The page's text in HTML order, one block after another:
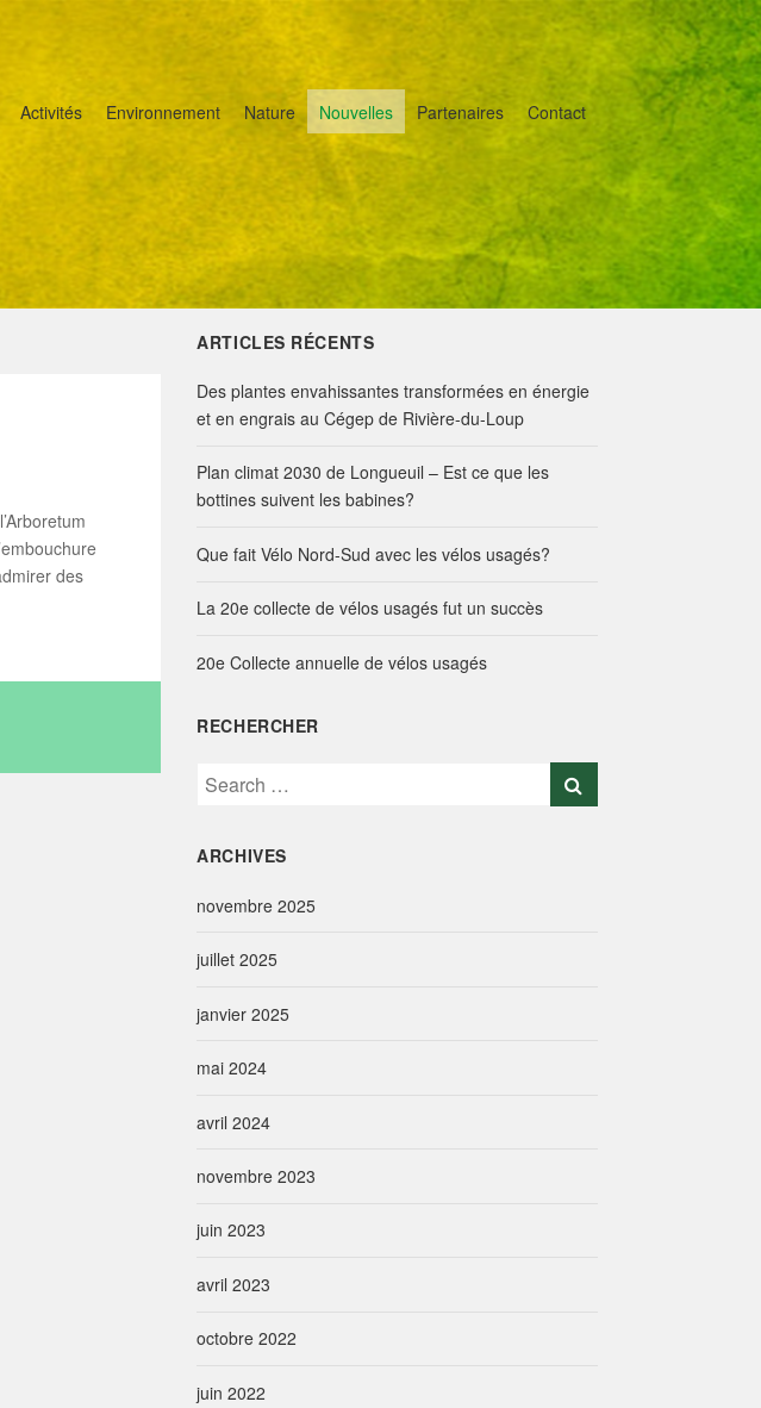
Activités Environnement Nature Nouvelles Partenaires Contact
des
ARTICLES RÉCENTS
Des plantes envahissantes transformées en énergie
et en engrais au Cégep de Rivière-du-Loup
Plan climat 2030 de Longueuil – Est ce que les
bottines suivent les babines?
Que fait Vélo Nord-Sud avec les vélos usagés?
La 20e collecte de vélos usagés fut un succès
20e Collecte annuelle de vélos usagés
RECHERCHER
S
r
h
o
:
ARCHIVES
novembre 2025
juillet 2025
janvier 2025
mai 2024
avril 2024
novembre 2023
juin 2023
avril 2023
octobre 2022
juin 2022